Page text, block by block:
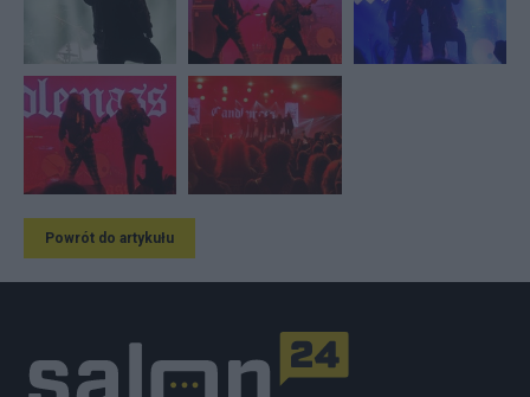
Powrót do artykułu